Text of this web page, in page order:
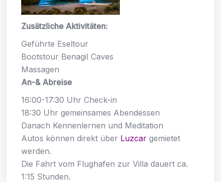
Zusätzliche Aktivitäten:
Geführte Eseltour
Bootstour Benagil Caves
Massagen
An-& Abreise
16:00-17:30 Uhr Check-in
18:30 Uhr gemeinsames Abendessen
Danach Kennenlernen und Meditation
Autos können direkt über Luzcar gemietet
werden.
Die Fahrt vom Flughafen zur Villa dauert ca.
1:15 Stunden.